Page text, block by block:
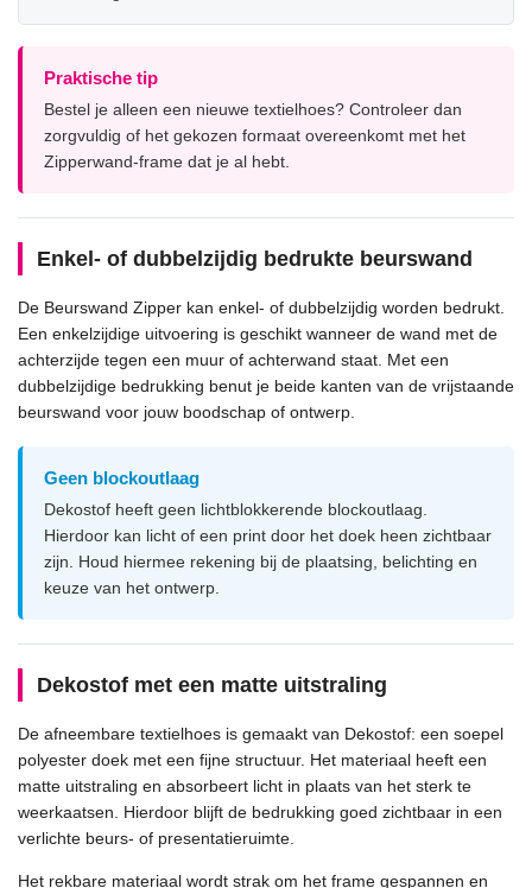
Praktische tip
Bestel je alleen een nieuwe textielhoes? Controleer dan
zorgvuldig of het gekozen formaat overeenkomt met het
Zipperwand-frame dat je al hebt.
Enkel- of dubbelzijdig bedrukte beurswand
De Beurswand Zipper kan enkel- of dubbelzijdig worden bedrukt.
Een enkelzijdige uitvoering is geschikt wanneer de wand met de
achterzijde tegen een muur of achterwand staat. Met een
dubbelzijdige bedrukking benut je beide kanten van de vrijstaande
beurswand voor jouw boodschap of ontwerp.
Geen blockoutlaag
Dekostof heeft geen lichtblokkerende blockoutlaag.
Hierdoor kan licht of een print door het doek heen zichtbaar
zijn. Houd hiermee rekening bij de plaatsing, belichting en
keuze van het ontwerp.
Dekostof met een matte uitstraling
De afneembare textielhoes is gemaakt van Dekostof: een soepel
polyester doek met een fijne structuur. Het materiaal heeft een
matte uitstraling en absorbeert licht in plaats van het sterk te
weerkaatsen. Hierdoor blijft de bedrukking goed zichtbaar in een
verlichte beurs- of presentatieruimte.
Het rekbare materiaal wordt strak om het frame gespannen en